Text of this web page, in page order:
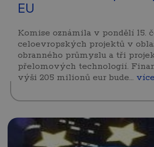
EU
Komise oznámila v pondělí 15.
celoevropských projektů v
obranného průmyslu a tři
přelomových technologií.
výši 205 milionů eur bude…